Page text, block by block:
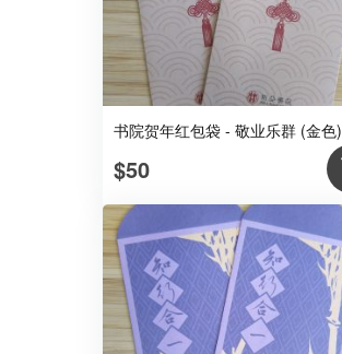
书院贺年红包袋 - 敬业乐群 (金色)
$50